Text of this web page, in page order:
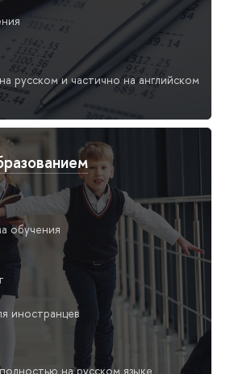
русском и частично на английском
обучения
иностранцев
на русском языке